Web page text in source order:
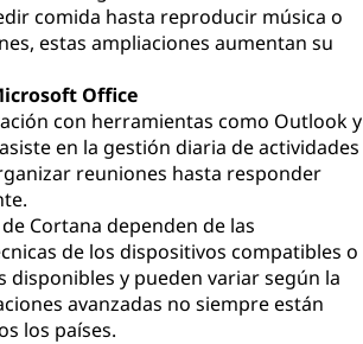
comida hasta reproducir música o
estas ampliaciones aumentan su
Office
con herramientas como Outlook y
en la gestión diaria de actividades
reuniones hasta responder
Cortana dependen de las
de los dispositivos compatibles o
disponibles y pueden variar según la
avanzadas no siempre están
los países.